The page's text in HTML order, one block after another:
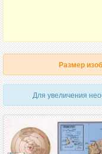
Размер
Для увеличения